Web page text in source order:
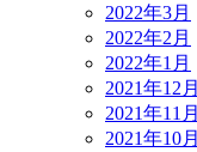
2022年3月
2022年2月
2022年1月
2021年12月
2021年11月
2021年10月